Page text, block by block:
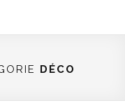
DÉCO